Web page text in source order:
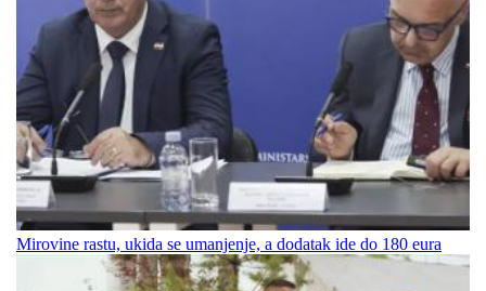
Mirovine rastu, ukida se umanjenje, a dodatak ide do 180 eura